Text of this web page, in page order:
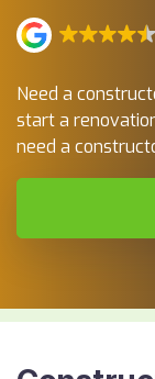
Need a
start a
need a